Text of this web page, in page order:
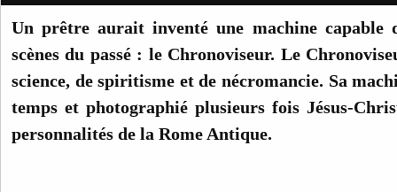
Un prêtre aurait inventé une machine capable
scènes du passé : le Chronoviseur. Le
science, de spiritisme et de nécromancie. Sa
temps et photographié plusieurs fois Jésus-
personnalités de la Rome Antique.